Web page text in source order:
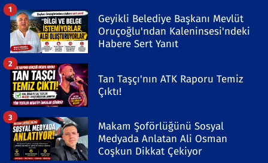
Geyikli Belediye Başkanı Mevlüt
Oruçoğlu'ndan Kaleninsesi'ndeki
Habere Sert Yanıt
1
Tan Taşçı'nın ATK Raporu Temiz
Çıktı!
2
Makam Şoförlüğünü Sosyal
Medyada Anlatan Ali Osman
Coşkun Dikkat Çekiyor
3